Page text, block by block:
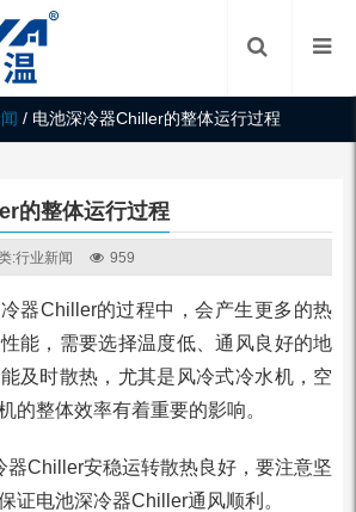
/ 电池深冷器Chiller的整体运行过程
的整体运行过程
:行业新闻 959
器Chiller的过程中，会产生更多的热
能，需要选择温度低、通风良好的地
及时散热，尤其是风冷式冷水机，空
的整体效率有着重要的影响。
器Chiller安稳运转散热良好，要注意坚
证电池深冷器Chiller通风顺利。